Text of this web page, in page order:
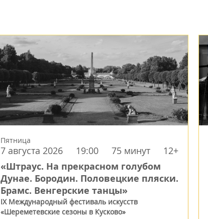
Пятница
7 августа 2026 19:00 75 минут 12+
«Штраус. На прекрасном голубом
Дунае. Бородин. Половецкие пляски.
Брамс. Венгерские танцы»
IX Международный фестиваль искусств
«Шереметевские сезоны в Кусково»